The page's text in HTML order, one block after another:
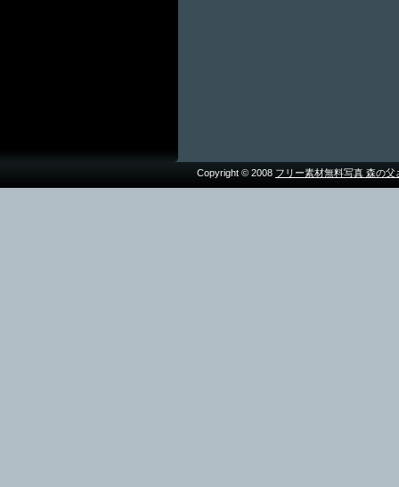
Copyright © 2008 フリー素材無料写真 森の父